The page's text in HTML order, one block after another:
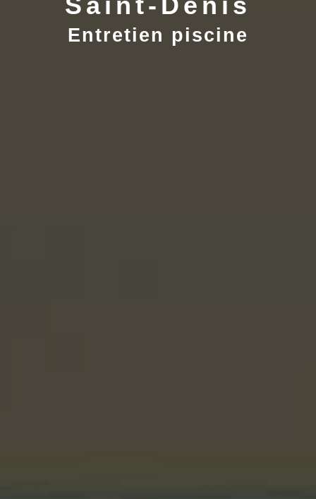
Saint-Denis
Entretien piscine